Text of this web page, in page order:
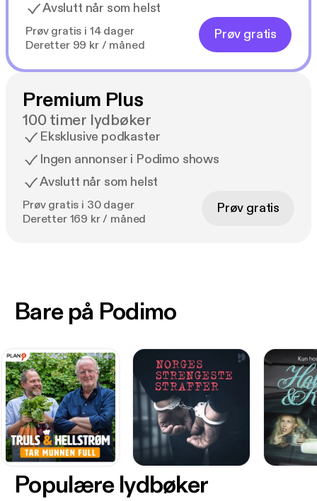
Avslutt når som helst
Prøv gratis i 14 dager
Deretter 99 kr / måned
Prøv gratis
Premium Plus
100 timer lydbøker
Eksklusive podkaster
Ingen annonser i Podimo shows
Avslutt når som helst
Prøv gratis i 30 dager
Deretter 169 kr / måned
Prøv gratis
Bare på Podimo
Populære lydbøker